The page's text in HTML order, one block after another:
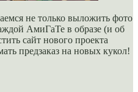
не только выложить фото
АмиГаТе в образе (и об
сайт нового проекта
предзаказ на новых кукол!